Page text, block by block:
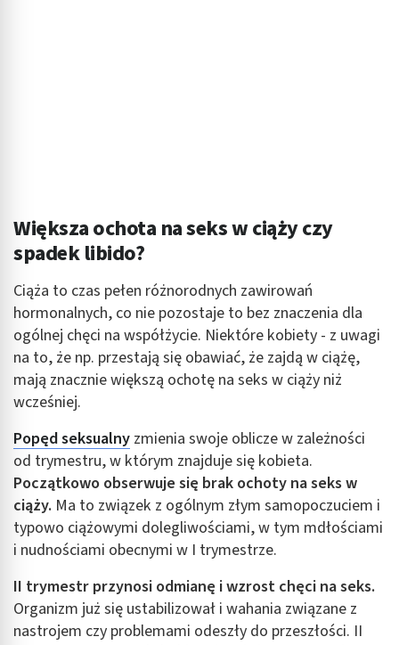
Większa ochota na seks w ciąży czy
spadek libido?
Ciąża to czas pełen różnorodnych zawirowań
hormonalnych, co nie pozostaje to bez znaczenia dla
ogólnej chęci na współżycie. Niektóre kobiety - z uwagi
na to, że np. przestają się obawiać, że zajdą w ciążę,
mają znacznie większą ochotę na seks w ciąży niż
wcześniej.
Popęd seksualny zmienia swoje oblicze w zależności
od trymestru, w którym znajduje się kobieta.
Początkowo obserwuje się brak ochoty na seks w
ciąży. Ma to związek z ogólnym złym samopoczuciem i
typowo ciążowymi dolegliwościami, w tym mdłościami
i nudnościami obecnymi w I trymestrze.
II trymestr przynosi odmianę i wzrost chęci na seks.
Organizm już się ustabilizował i wahania związane z
nastrojem czy problemami odeszły do przeszłości. II